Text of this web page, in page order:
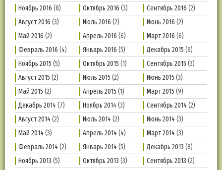
Ноябрь 2016 (8) Октябрь 2016 (3) Сентябрь 2016 (2)
Август 2016 (3) Июль 2016 (2) Июнь 2016 (2)
Май 2016 (2) Апрель 2016 (6) Март 2016 (6)
Февраль 2016 (4) Январь 2016 (5) Декабрь 2015 (6)
Ноябрь 2015 (5) Октябрь 2015 (1) Сентябрь 2015 (3)
Август 2015 (2) Июль 2015 (2) Июнь 2015 (3)
Май 2015 (2) Апрель 2015 (1) Март 2015 (9)
Декабрь 2014 (7) Ноябрь 2014 (3) Сентябрь 2014 (2)
Август 2014 (2) Июль 2014 (2) Июнь 2014 (3)
Май 2014 (3) Апрель 2014 (4) Март 2014 (3)
Февраль 2014 (2) Январь 2014 (5) Декабрь 2013 (8)
Ноябрь 2013 (5) Октябрь 2013 (3) Сентябрь 2013 (2)